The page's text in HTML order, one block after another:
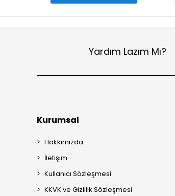
Yardım Lazım Mı?
Kurumsal
Hakkımızda
İletişim
Kullanıcı Sözleşmesi
KKVK ve Gizlilik Sözleşmesi